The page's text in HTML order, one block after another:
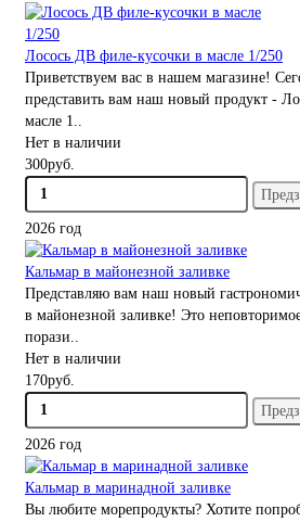
Лосось ДВ филе-кусочки в масле 1/250
Приветствуем вас в нашем магазине!
представить вам наш новый продукт -
масле 1..
Нет в наличии
300руб.
2026 год
Кальмар в майонезной заливке
Представляю вам наш новый
в майонезной заливке! Это
порази..
Нет в наличии
170руб.
2026 год
Кальмар в маринадной заливке
Вы любите морепродукты? Хотите